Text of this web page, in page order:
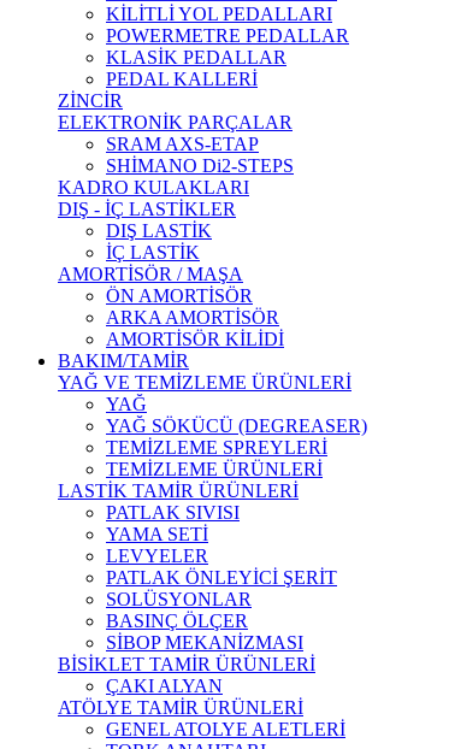
KİLİTLİ YOL PEDALLARI
POWERMETRE PEDALLAR
KLASİK PEDALLAR
PEDAL KALLERİ
ZİNCİR
ELEKTRONİK PARÇALAR
SRAM AXS-ETAP
SHİMANO Di2-STEPS
KADRO KULAKLARI
DIŞ - İÇ LASTİKLER
DIŞ LASTİK
İÇ LASTİK
AMORTİSÖR / MAŞA
ÖN AMORTİSÖR
ARKA AMORTİSÖR
AMORTİSÖR KİLİDİ
BAKIM/TAMİR
YAĞ VE TEMİZLEME ÜRÜNLERİ
YAĞ
YAĞ SÖKÜCÜ (DEGREASER)
TEMİZLEME SPREYLERİ
TEMİZLEME ÜRÜNLERİ
LASTİK TAMİR ÜRÜNLERİ
PATLAK SIVISI
YAMA SETİ
LEVYELER
PATLAK ÖNLEYİCİ ŞERİT
SOLÜSYONLAR
BASINÇ ÖLÇER
SİBOP MEKANİZMASI
BİSİKLET TAMİR ÜRÜNLERİ
ÇAKI ALYAN
ATÖLYE TAMİR ÜRÜNLERİ
GENEL ATOLYE ALETLERİ